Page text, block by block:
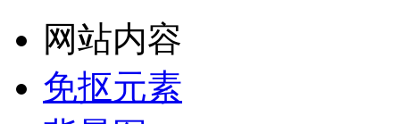
网站内容
免抠元素